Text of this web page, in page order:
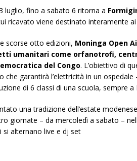
luglio, fino a sabato 6 ritorna a
ricavato viene destinato interamente
scorse otto edizioni, Moninga Open
umanitari come orfanotrofi,
del Congo. L’obiettivo di
garantirà l’elettricità in un
di 6 classi di una scuola, sempre a
una tradizione dell’estate
giornate – da mercoledì a sabato –
si alternano live e dj set